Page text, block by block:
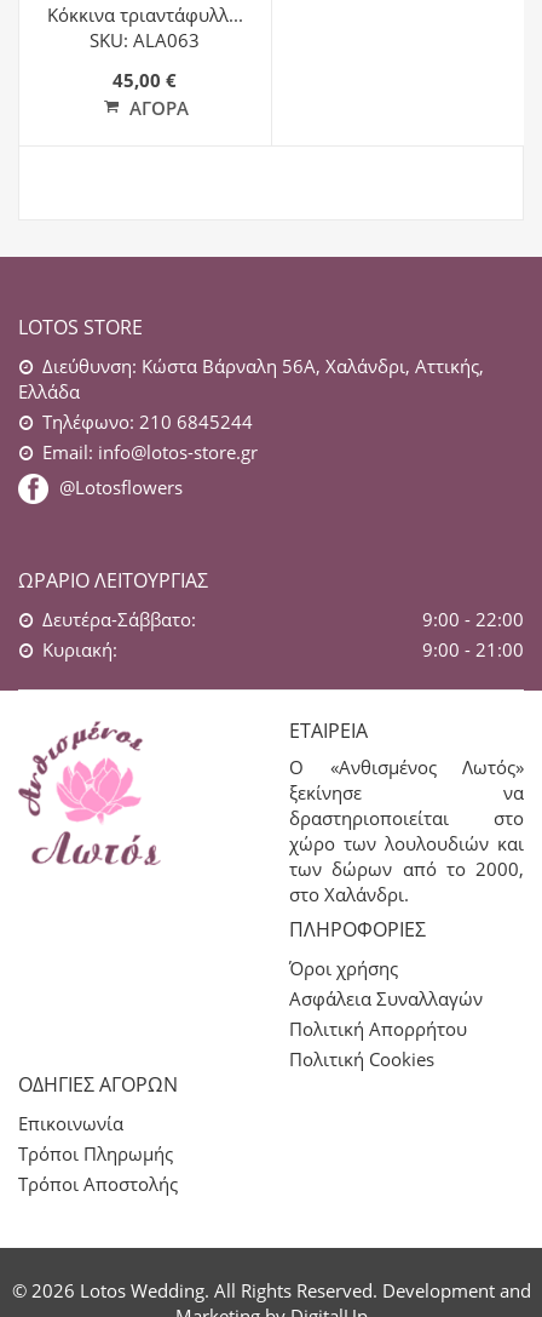
Κόκκινα τριαντάφυλλ...
SKU: ALA063
45,00 €
ΑΓΟΡΆ
LOTOS STORE
Διεύθυνση: Κώστα Βάρναλη 56Α, Χαλάνδρι, Αττικής,
Ελλάδα
Τηλέφωνο: 210 6845244
Email: info@lotos-store.gr
@Lotosflowers
ΩΡΆΡΙΟ ΛΕΙΤΟΥΡΓΊΑΣ
Δευτέρα-Σάββατο:
9:00 - 22:00
Κυριακή:
9:00 - 21:00
ΕΤΑΙΡΕΊΑ
Ο «Ανθισμένος Λωτός»
ξεκίνησε να
δραστηριοποιείται στο
χώρο των λουλουδιών και
των δώρων από το 2000,
στο Χαλάνδρι.
ΠΛΗΡΟΦΟΡΊΕΣ
Όροι χρήσης
Ασφάλεια Συναλλαγών
Πολιτική Απορρήτου
Πολιτική Cookies
ΟΔΗΓΙΕΣ ΑΓΟΡΩΝ
Επικοινωνία
Τρόποι Πληρωμής
Τρόποι Αποστολής
© 2026 Lotos Wedding. All Rights Reserved. Development and